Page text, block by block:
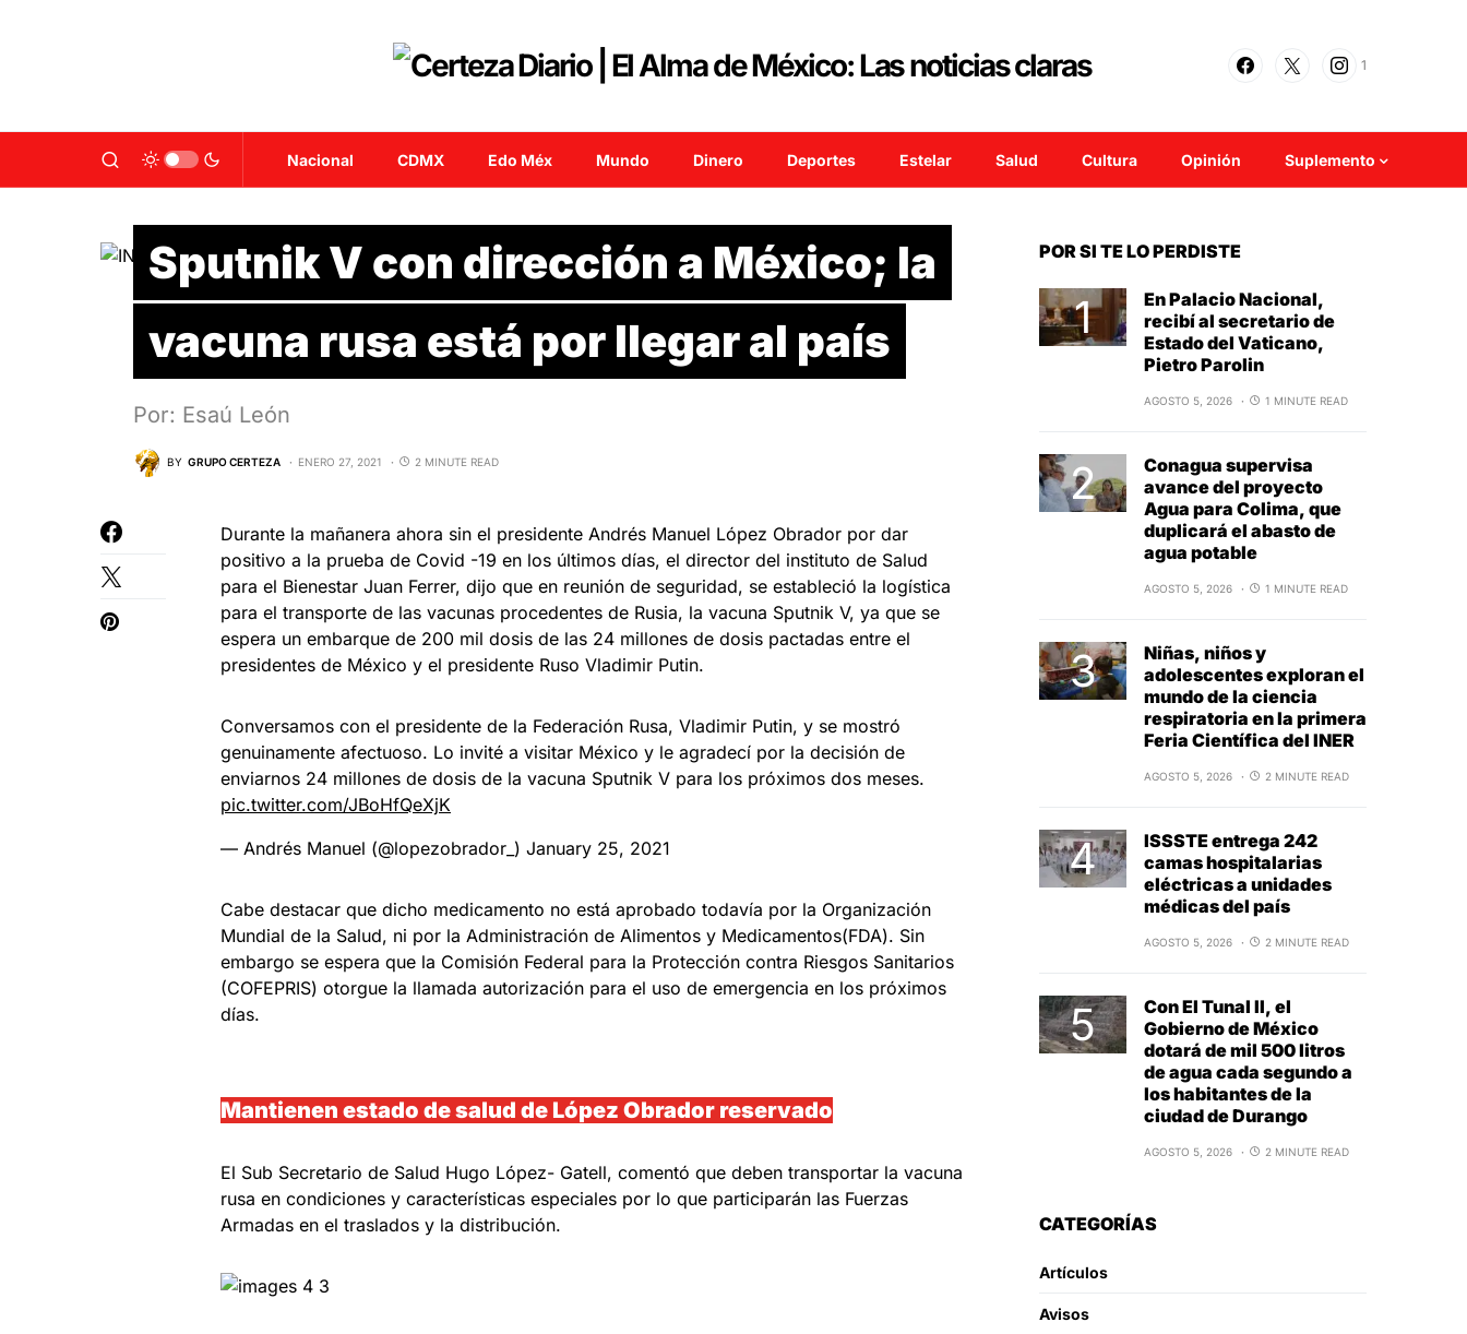
1
Nacional CDMX Edo Méx Mundo Dinero Deportes Estelar Salud Cultura Opinión Suplemento
Sputnik V con dirección a México; la
vacuna rusa está por llegar al país
Por: Esaú León
BY GRUPO CERTEZA ENERO 27, 2021 2 MINUTE READ
Durante la mañanera ahora sin el presidente Andrés Manuel López Obrador por dar
positivo a la prueba de Covid -19 en los últimos días, el director del instituto de Salud
para el Bienestar Juan Ferrer, dijo que en reunión de seguridad, se estableció la logística
para el transporte de las vacunas procedentes de Rusia, la vacuna Sputnik V, ya que se
espera un embarque de 200 mil dosis de las 24 millones de dosis pactadas entre el
presidentes de México y el presidente Ruso Vladimir Putin.
Conversamos con el presidente de la Federación Rusa, Vladimir Putin, y se mostró
genuinamente afectuoso. Lo invité a visitar México y le agradecí por la decisión de
enviarnos 24 millones de dosis de la vacuna Sputnik V para los próximos dos meses.
pic.twitter.com/JBoHfQeXjK
— Andrés Manuel (@lopezobrador_) January 25, 2021
Cabe destacar que dicho medicamento no está aprobado todavía por la Organización
Mundial de la Salud, ni por la Administración de Alimentos y Medicamentos(FDA). Sin
embargo se espera que la Comisión Federal para la Protección contra Riesgos Sanitarios
(COFEPRIS) otorgue la llamada autorización para el uso de emergencia en los próximos
días.
Mantienen estado de salud de López Obrador reservado
El Sub Secretario de Salud Hugo López- Gatell, comentó que deben transportar la vacuna
rusa en condiciones y características especiales por lo que participarán las Fuerzas
Armadas en el traslados y la distribución.
POR SI TE LO PERDISTE
En Palacio Nacional,
recibí al secretario de
Estado del Vaticano,
Pietro Parolin
AGOSTO 5, 2026 1 MINUTE READ
Conagua supervisa
avance del proyecto
Agua para Colima, que
duplicará el abasto de
agua potable
AGOSTO 5, 2026 1 MINUTE READ
Niñas, niños y
adolescentes exploran el
mundo de la ciencia
respiratoria en la primera
Feria Científica del INER
AGOSTO 5, 2026 2 MINUTE READ
ISSSTE entrega 242
camas hospitalarias
eléctricas a unidades
médicas del país
AGOSTO 5, 2026 2 MINUTE READ
Con El Tunal II, el
Gobierno de México
dotará de mil 500 litros
de agua cada segundo a
los habitantes de la
ciudad de Durango
AGOSTO 5, 2026 2 MINUTE READ
CATEGORÍAS
Artículos
Avisos